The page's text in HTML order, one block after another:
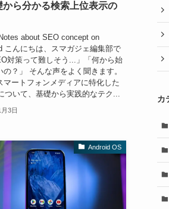
から分かる検索上位表示の
about SEO concept on
こんにちは、スマガジェ編集部で
対策って難しそう...」「何から始
の？」 そんな声をよく聞きます。
マートフォンメディアに特化した
ついて、基礎から実践的なテク...
3日
Android OS
カ